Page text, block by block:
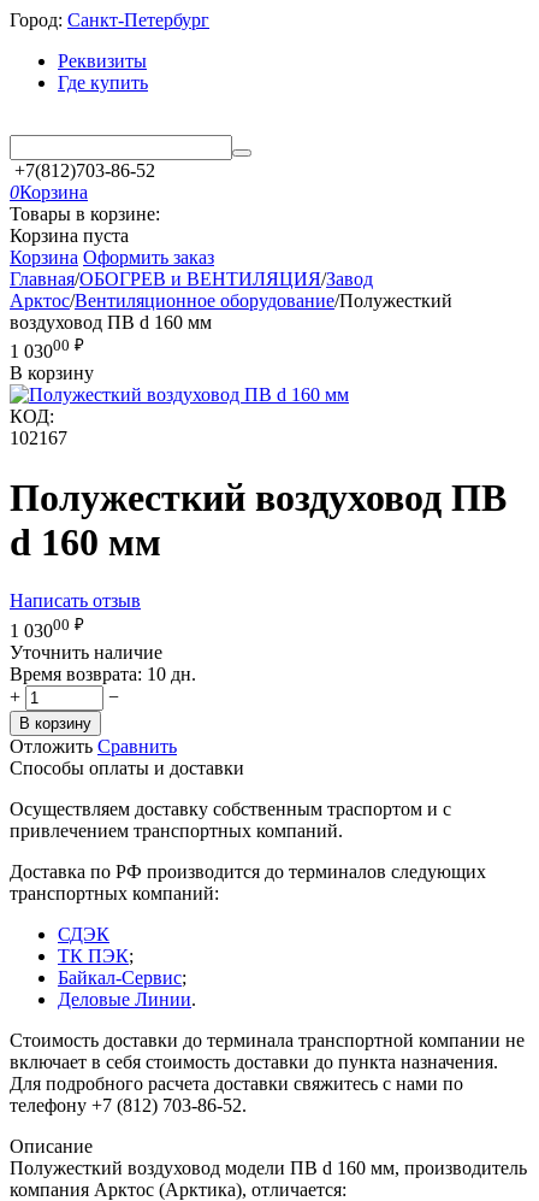
Город: Санкт-Петербург
Реквизиты
Где купить
+7(812)703-86-52
0Корзина
Товары в корзине:
Корзина пуста
Корзина Оформить заказ
Главная/ОБОГРЕВ и ВЕНТИЛЯЦИЯ/Завод
Арктос/Вентиляционное оборудование/Полужесткий
воздуховод ПВ d 160 мм
1 03000 ₽
В корзину
КОД:
102167
Полужесткий воздуховод ПВ
d 160 мм
Написать отзыв
1 03000 ₽
Уточнить наличие
Время возврата: 10 дн.
+
−
В корзину
Отложить Сравнить
Способы оплаты и доставки
Осуществляем доставку собственным траспортом и с
привлечением транспортных компаний.
Доставка по РФ производится до терминалов следующих
транспортных компаний:
СДЭК
ТК ПЭК;
Байкал-Сервис;
Деловые Линии.
Стоимость доставки до терминала транспортной компании не
включает в себя стоимость доставки до пункта назначения.
Для подробного расчета доставки свяжитесь с нами по
телефону +7 (812) 703-86-52.
Описание
Полужесткий воздуховод модели ПВ d 160 мм, производитель
компания Арктос (Арктика), отличается: